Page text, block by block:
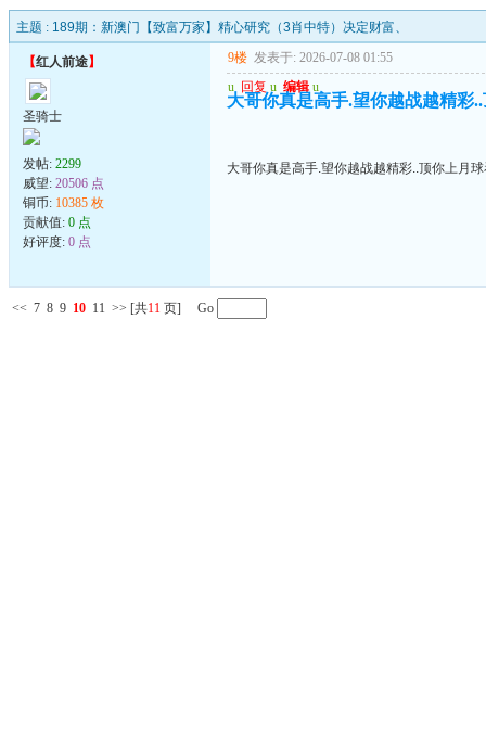
主题 : 189期：新澳门【致富万家】精心研究（3肖中特）决定财富、
【红人前途】
圣骑士
发帖: 2299
威望: 20506 点
铜币: 10385 枚
贡献值: 0 点
好评度: 0 点
9楼 发表于: 2026-07-08 01:55
u 回复 u 编辑 u
大哥你真是高手.望你越战越精彩
大哥你真是高手.望你越战越精彩..顶你上月
<< 7 8 9 10 11 >> [共11 页] Go